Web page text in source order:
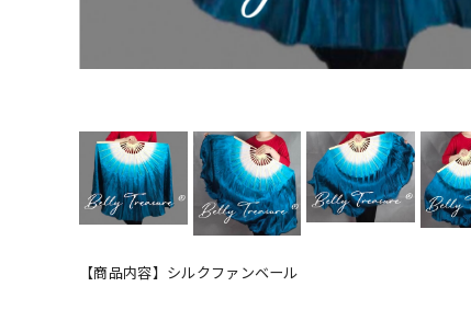
【商品内容】シルクファンベール